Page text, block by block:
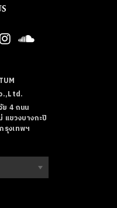
4 ถนน
แขวงบางกะปิ
รุงเทพฯ